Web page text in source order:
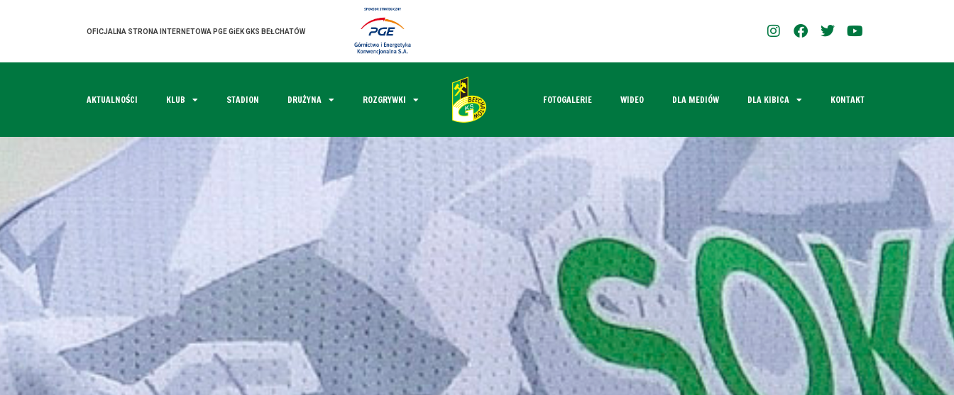
OFICJALNA STRONA INTERNETOWA PGE GiEK GKS BEŁCHATÓW
AKTUALNOŚCI KLUB STADION DRUŻYNA ROZGRYWKI FOTOGALERIE WIDEO DLA MEDIÓW DLA KIBICA KONTAKT